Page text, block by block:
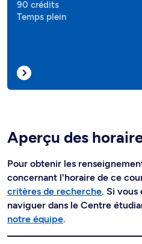
90 crédits
Temps plein
Aperçu des
Pour obtenir les
concernant l'horaire de ce
critères de recherche. Si vous
naviguer dans le Centre
notre équipe.